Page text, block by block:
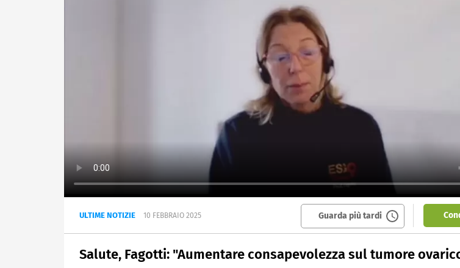
ULTIME NOTIZIE 10 FEBBRAIO 2025 Guarda più tardi
Salute, Fagotti: "Aumentare consapevolezza sul tumore